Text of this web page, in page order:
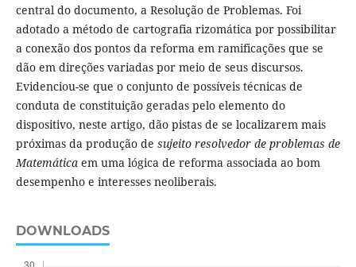
central do documento, a Resolução de Problemas. Foi
adotado a método de cartografia rizomática por possibilitar
a conexão dos pontos da reforma em ramificações que se
dão em direções variadas por meio de seus discursos.
Evidenciou-se que o conjunto de possíveis técnicas de
conduta de constituição geradas pelo elemento do
dispositivo, neste artigo, dão pistas de se localizarem mais
próximas da produção de sujeito resolvedor de problemas de
Matemáticaem uma lógica de reforma associada ao bom
desempenho e interesses neoliberais.
DOWNLOADS